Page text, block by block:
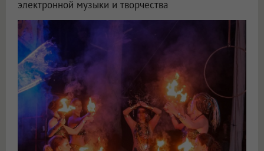
электронной музыки и творчества